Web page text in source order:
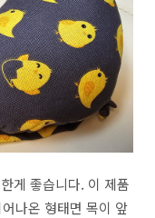
게 좋습니다. 이 제품
나온 형태면 목이 앞